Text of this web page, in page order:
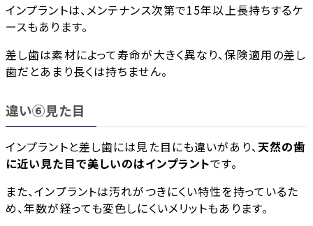
インプラントは、メンテナンス次第で15年以上長持ちするケ
ースもあります。
差し歯は素材によって寿命が大きく異なり、保険適用の差し
歯だとあまり長くは持ちません。
違い⑥見た目
インプラントと差し歯には見た目にも違いがあり、天然の歯
に近い見た目で美しいのはインプラントです。
また、インプラントは汚れがつきにくい特性を持っているた
め、年数が経っても変色しにくいメリットもあります。